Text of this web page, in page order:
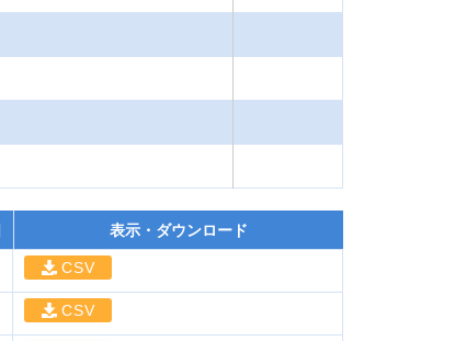
表示・ダウンロード
CSV
CSV